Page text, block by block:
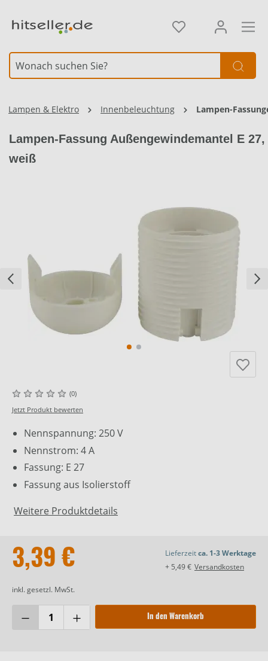
Lampen & Elektro Innenbeleuchtung Lampen-
Lampen-Fassung Außengewindemantel E 27,
weiß
(0)
Jetzt Produkt bewerten
Nennspannung: 250 V
Nennstrom: 4 A
Fassung: E 27
Fassung aus Isolierstoff
Weitere Produktdetails
3,39 €
inkl. gesetzl. MwSt.
Lieferzeitca. 1-3 Werktage
+ 5,49 € Versandkosten
In den Warenkorb
Element überspringen